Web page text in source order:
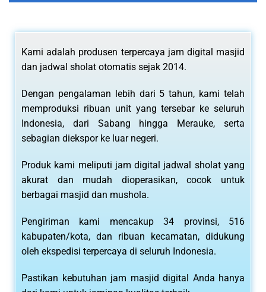
Kami adalah produsen terpercaya jam digital masjid
dan jadwal sholat otomatis sejak 2014.
Dengan pengalaman lebih dari 5 tahun, kami telah
memproduksi ribuan unit yang tersebar ke seluruh
Indonesia, dari Sabang hingga Merauke, serta
sebagian diekspor ke luar negeri.
Produk kami meliputi jam digital jadwal sholat yang
akurat dan mudah dioperasikan, cocok untuk
berbagai masjid dan mushola.
Pengiriman kami mencakup 34 provinsi, 516
kabupaten/kota, dan ribuan kecamatan, didukung
oleh ekspedisi terpercaya di seluruh Indonesia.
Pastikan kebutuhan jam masjid digital Anda hanya